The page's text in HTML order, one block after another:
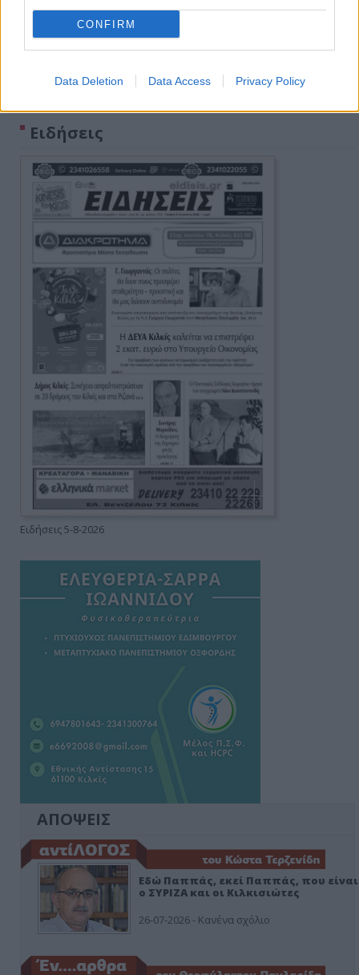
CONFIRM
Data Deletion Data Access Privacy Policy
Πρωινή 5-8-2026
Ειδήσεις
Ειδήσεις 5-8-2026
ΑΠΟΨΕΙΣ
Εδώ Παππάς, εκεί Παππάς, που είναι
ο ΣΥΡΙΖΑ και οι Κιλκισιώτες
26-07-2026 - Κανένα σχόλιο